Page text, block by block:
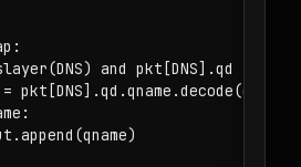
and pkt[DNS].qd is not